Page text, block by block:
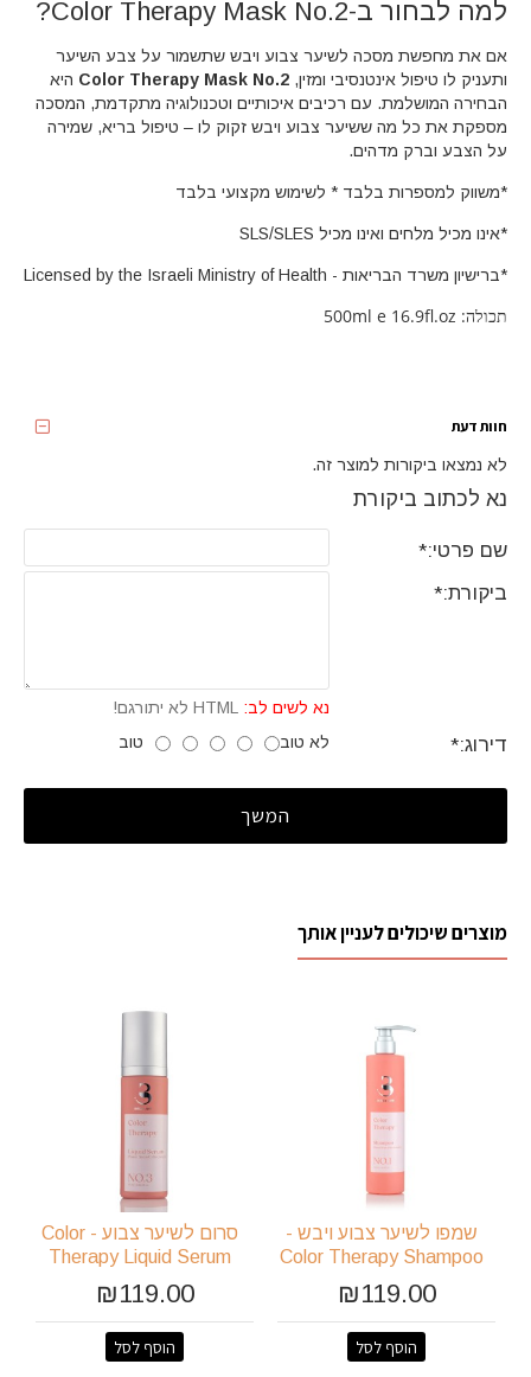
למה לבחור ב-Color Therapy Mask No.2?
אם את מחפשת מסכה לשיער צבוע ויבש שתשמור על צבע השיער
ותעניק לו טיפול אינטנסיבי ומזין, Color Therapy Mask No.2 היא
הבחירה המושלמת. עם רכיבים איכותיים וטכנולוגיה מתקדמת, המסכה
מספקת את כל מה ששיער צבוע ויבש זקוק לו – טיפול בריא, שמירה
על הצבע וברק מדהים.
*משווק למספרות בלבד * לשימוש מקצועי בלבד
*אינו מכיל מלחים ואינו מכיל SLS/SLES
*ברישיון משרד הבריאות - Licensed by the Israeli Ministry of Health
תכולה: 500ml e 16.9fl.oz
מוצרים שיכולים לעניין אותך
שמפו לשיער צבוע ויבש -
Color Therapy Shampoo
₪119.00
הוסף לסל
סרום לשיער צבוע - Color
Therapy Liquid Serum
₪119.00
הוסף לסל
חוות דעת
לא נמצאו ביקורות למוצר זה.
נא לכתוב ביקורת
שם פרטי:
ביקורת:
נא לשים לב:
דירוג: לא טוב טוב
המשך